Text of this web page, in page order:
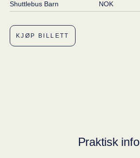
Shuttlebus Barn NOK
KJØP BILLETT
Praktisk info